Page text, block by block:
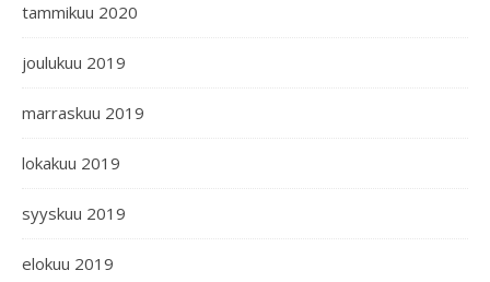
tammikuu 2020
joulukuu 2019
marraskuu 2019
lokakuu 2019
syyskuu 2019
elokuu 2019